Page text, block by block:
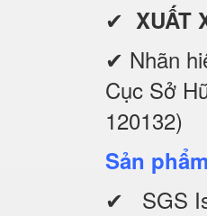
✔ XUẤT
✔ Nhãn
Cục Sở
120132)
Sản
✔ SGS